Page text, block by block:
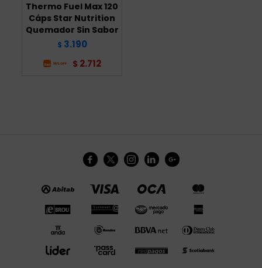
Thermo Fuel Max 120
Cáps Star Nutrition
Quemador Sin Sabor
$ 3.190
$ 2.712
    